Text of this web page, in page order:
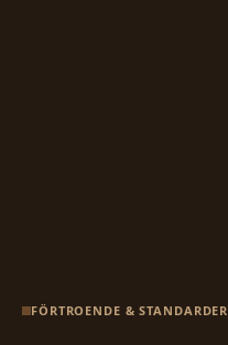
FÖRTROENDE & STANDARDER